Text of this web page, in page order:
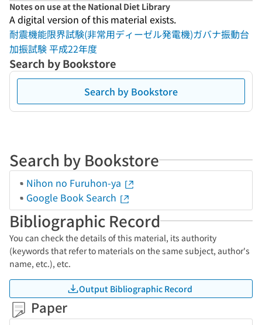
Notes on use at the National Diet Library
A digital version of this material exists.
耐震機能限界試験(非常用ディーゼル発電機)ガバナ振動台
加振試験 平成22年度
Search by Bookstore
Search by Bookstore
Search by Bookstore
Nihon no Furuhon-ya
Google Book Search
Bibliographic Record
You can check the details of this material, its authority
(keywords that refer to materials on the same subject, author's
name, etc.), etc.
Output Bibliographic Record
Paper